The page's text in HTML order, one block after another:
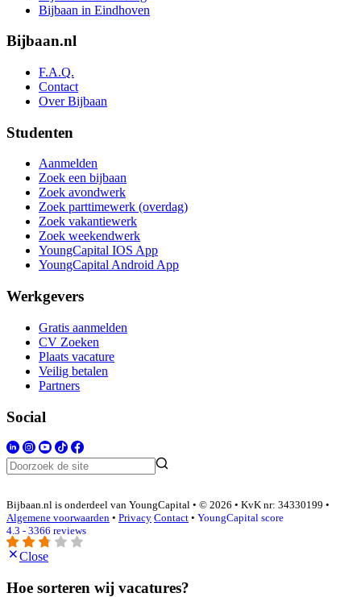
Bijbaan in Eindhoven
Bijbaan.nl
F.A.Q.
Contact
Over Bijbaan
Studenten
Aanmelden
Zoek een bijbaan
Zoek avondwerk
Zoek parttimewerk (overdag)
Zoek vakantiewerk
Zoek weekendwerk
YoungCapital IOS App
YoungCapital Android App
Werkgevers
Gratis aanmelden
CV Zoeken
Plaats vacature
Veilig betalen
Partners
Social
Bijbaan.nl is onderdeel van YoungCapital • © 2026 • KvK nr: 34330199 •
Algemene voorwaarden • Privacy Contact • YoungCapital score
4.3 - 3366 reviews
Close
Hoe sorteren wij vacatures?